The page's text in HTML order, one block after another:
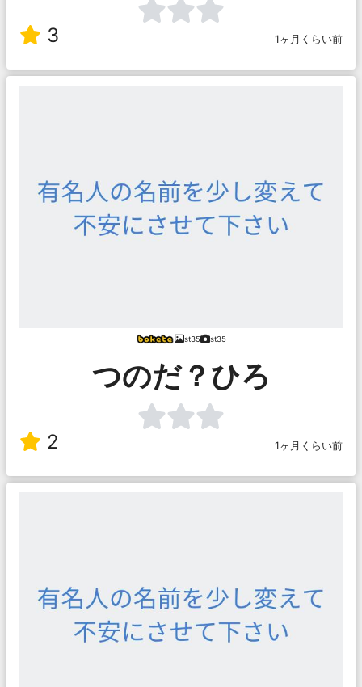
3 1ヶ月くらい前
st35 st35
つのだ？ひろ
2 1ヶ月くらい前